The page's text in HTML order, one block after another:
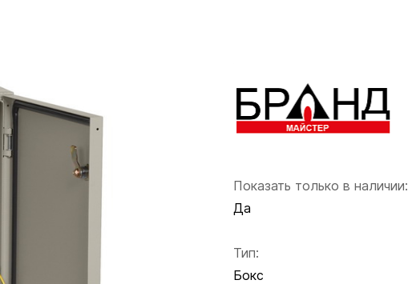
Показать только в наличии:
Да
Тип:
Бокс